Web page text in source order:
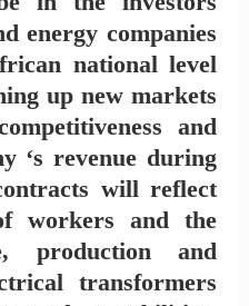
energy companies
national level
up new markets
and
‘s revenue during
will reflect
workers and the
production and
transformers